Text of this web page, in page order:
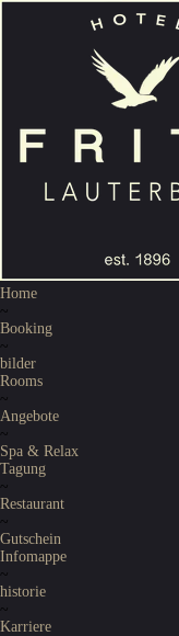
Home
~
Booking
~
bilder
Rooms
~
Angebote
~
Spa & Relax
Tagung
~
Restaurant
~
Gutschein
Infomappe
~
historie
~
Karriere